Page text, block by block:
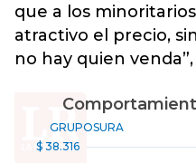
que a los
atractivo el precio,
no hay quien